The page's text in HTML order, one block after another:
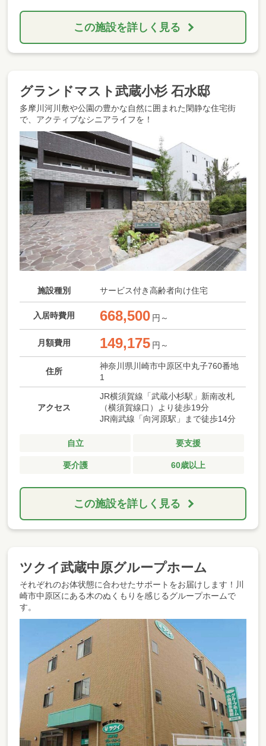
この施設を詳しく見る
グランドマスト武蔵小杉 石水邸
多摩川河川敷や公園の豊かな自然に囲まれた閑静な住宅街
で、アクティブなシニアライフを！
施設種別 サービス付き高齢者向け住宅
入居時費用 668,500 円～
月額費用 149,175 円～
住所
神奈川県川崎市中原区中丸子760番地
1
アクセス
JR横須賀線「武蔵小杉駅」新南改札
（横須賀線口）より徒歩19分
JR南武線「向河原駅」まで徒歩14分
自立 要支援
要介護 60歳以上
この施設を詳しく見る
ツクイ武蔵中原グループホーム
それぞれのお体状態に合わせたサポートをお届けします！川
崎市中原区にある木のぬくもりを感じるグループホームで
す。